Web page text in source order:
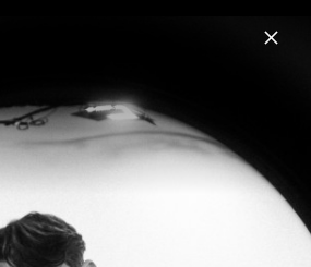
Menu
Musik Termine Biografie